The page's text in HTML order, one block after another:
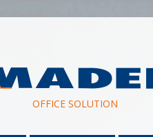
OFFICE SOLUTION